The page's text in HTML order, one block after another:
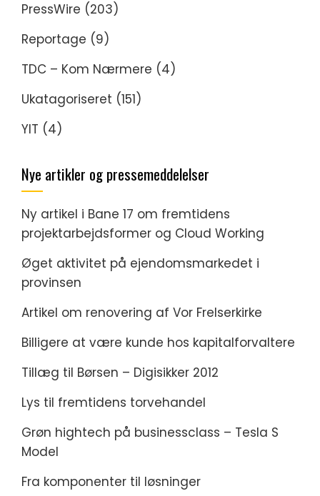
PressWire (203)
Reportage (9)
TDC – Kom Nærmere (4)
Ukatagoriseret (151)
YIT (4)
Nye artikler og pressemeddelelser
Ny artikel i Bane 17 om fremtidens
projektarbejdsformer og Cloud Working
Øget aktivitet på ejendomsmarkedet i
provinsen
Artikel om renovering af Vor Frelserkirke
Billigere at være kunde hos kapitalforvaltere
Tillæg til Børsen – Digisikker 2012
Lys til fremtidens torvehandel
Grøn hightech på businessclass – Tesla S
Model
Fra komponenter til løsninger